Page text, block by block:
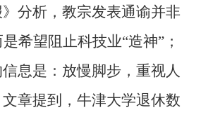
》分析，教宗发表通谕并非
希望阻止科技业“造神”；
息是：放慢脚步，重视人
章提到，牛津大学退休数